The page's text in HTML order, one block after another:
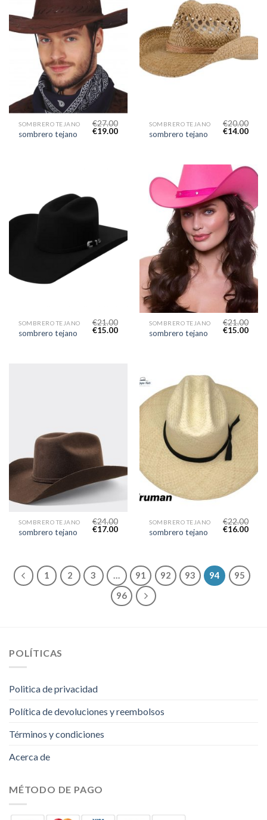
SOMBRERO TEJANO
sombrero tejano
€27.00
€19.00
SOMBRERO TEJANO
sombrero tejano
€20.00
€14.00
SOMBRERO TEJANO
sombrero tejano
€21.00
€15.00
SOMBRERO TEJANO
sombrero tejano
€21.00
€15.00
SOMBRERO TEJANO
sombrero tejano
€24.00
€17.00
SOMBRERO TEJANO
sombrero tejano
€22.00
€16.00
1 2 3 … 91 92 93 94
95
96
POLÍTICAS
Politica de privacidad
Política de devoluciones y reembolsos
Términos y condiciones
Acerca de
MÉTODO DE PAGO